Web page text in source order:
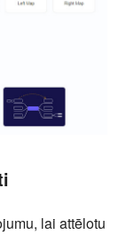
lai attēlotu